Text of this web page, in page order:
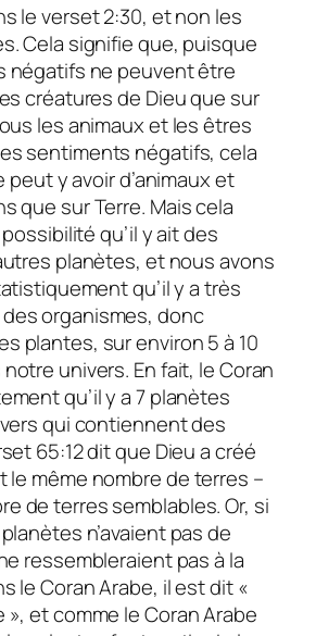
le verset 2:30, et non les
Cela signifie que, puisque
négatifs ne peuvent être
créatures de Dieu que sur
les animaux et les êtres
sentiments négatifs, cela
peut y avoir d’animaux et
que sur Terre. Mais cela
qu’il y ait des
planètes, et nous avons
qu’il y a très
organismes, donc
plantes, sur environ 5 à 10
univers. En fait, le Coran
qu’il y a 7 planètes
qui contiennent des
65:12 dit que Dieu a créé
le même nombre de terres –
de terres semblables. Or, si
n’avaient pas de
ressembleraient pas à la
le Coran Arabe, il est dit «
», et comme le Coran Arabe